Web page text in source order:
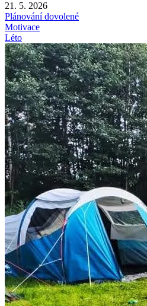
21. 5. 2026
Plánování dovolené
Motivace
Léto